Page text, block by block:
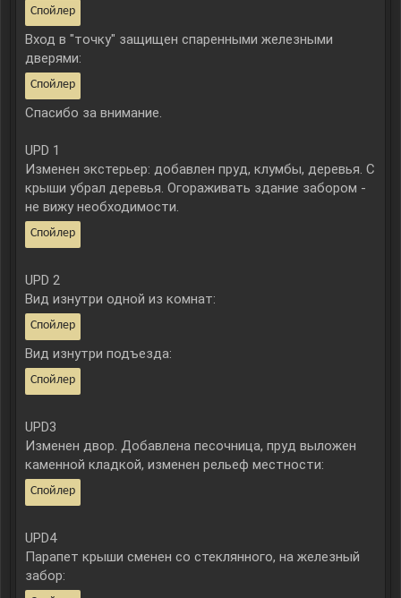
Спойлер
Вход в "точку" защищен спаренными железными
дверями:
Спойлер
Спасибо за внимание.
UPD 1
Изменен экстерьер: добавлен пруд, клумбы, деревья. С
крыши убрал деревья. Огораживать здание забором -
не вижу необходимости.
Спойлер
UPD 2
Вид изнутри одной из комнат:
Спойлер
Вид изнутри подъезда:
Спойлер
UPD3
Изменен двор. Добавлена песочница, пруд выложен
каменной кладкой, изменен рельеф местности:
Спойлер
UPD4
Парапет крыши сменен со стеклянного, на железный
забор: